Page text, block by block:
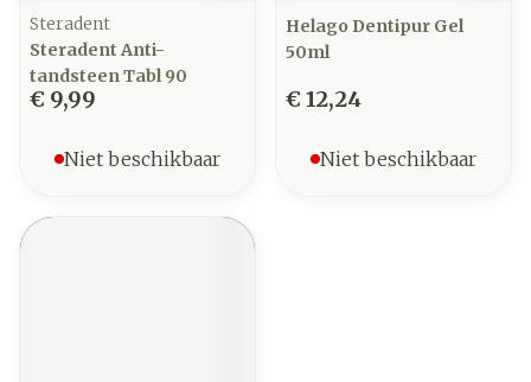
Steradent
Steradent Anti-
tandsteen Tabl 90
€ 9,99
Niet beschikbaar
Helago Dentipur Gel
50ml
€ 12,24
Niet beschikbaar